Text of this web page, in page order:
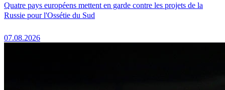
Quatre pays européens mettent en garde contre les projets de la
Russie pour l'Ossétie du Sud
07.08.2026